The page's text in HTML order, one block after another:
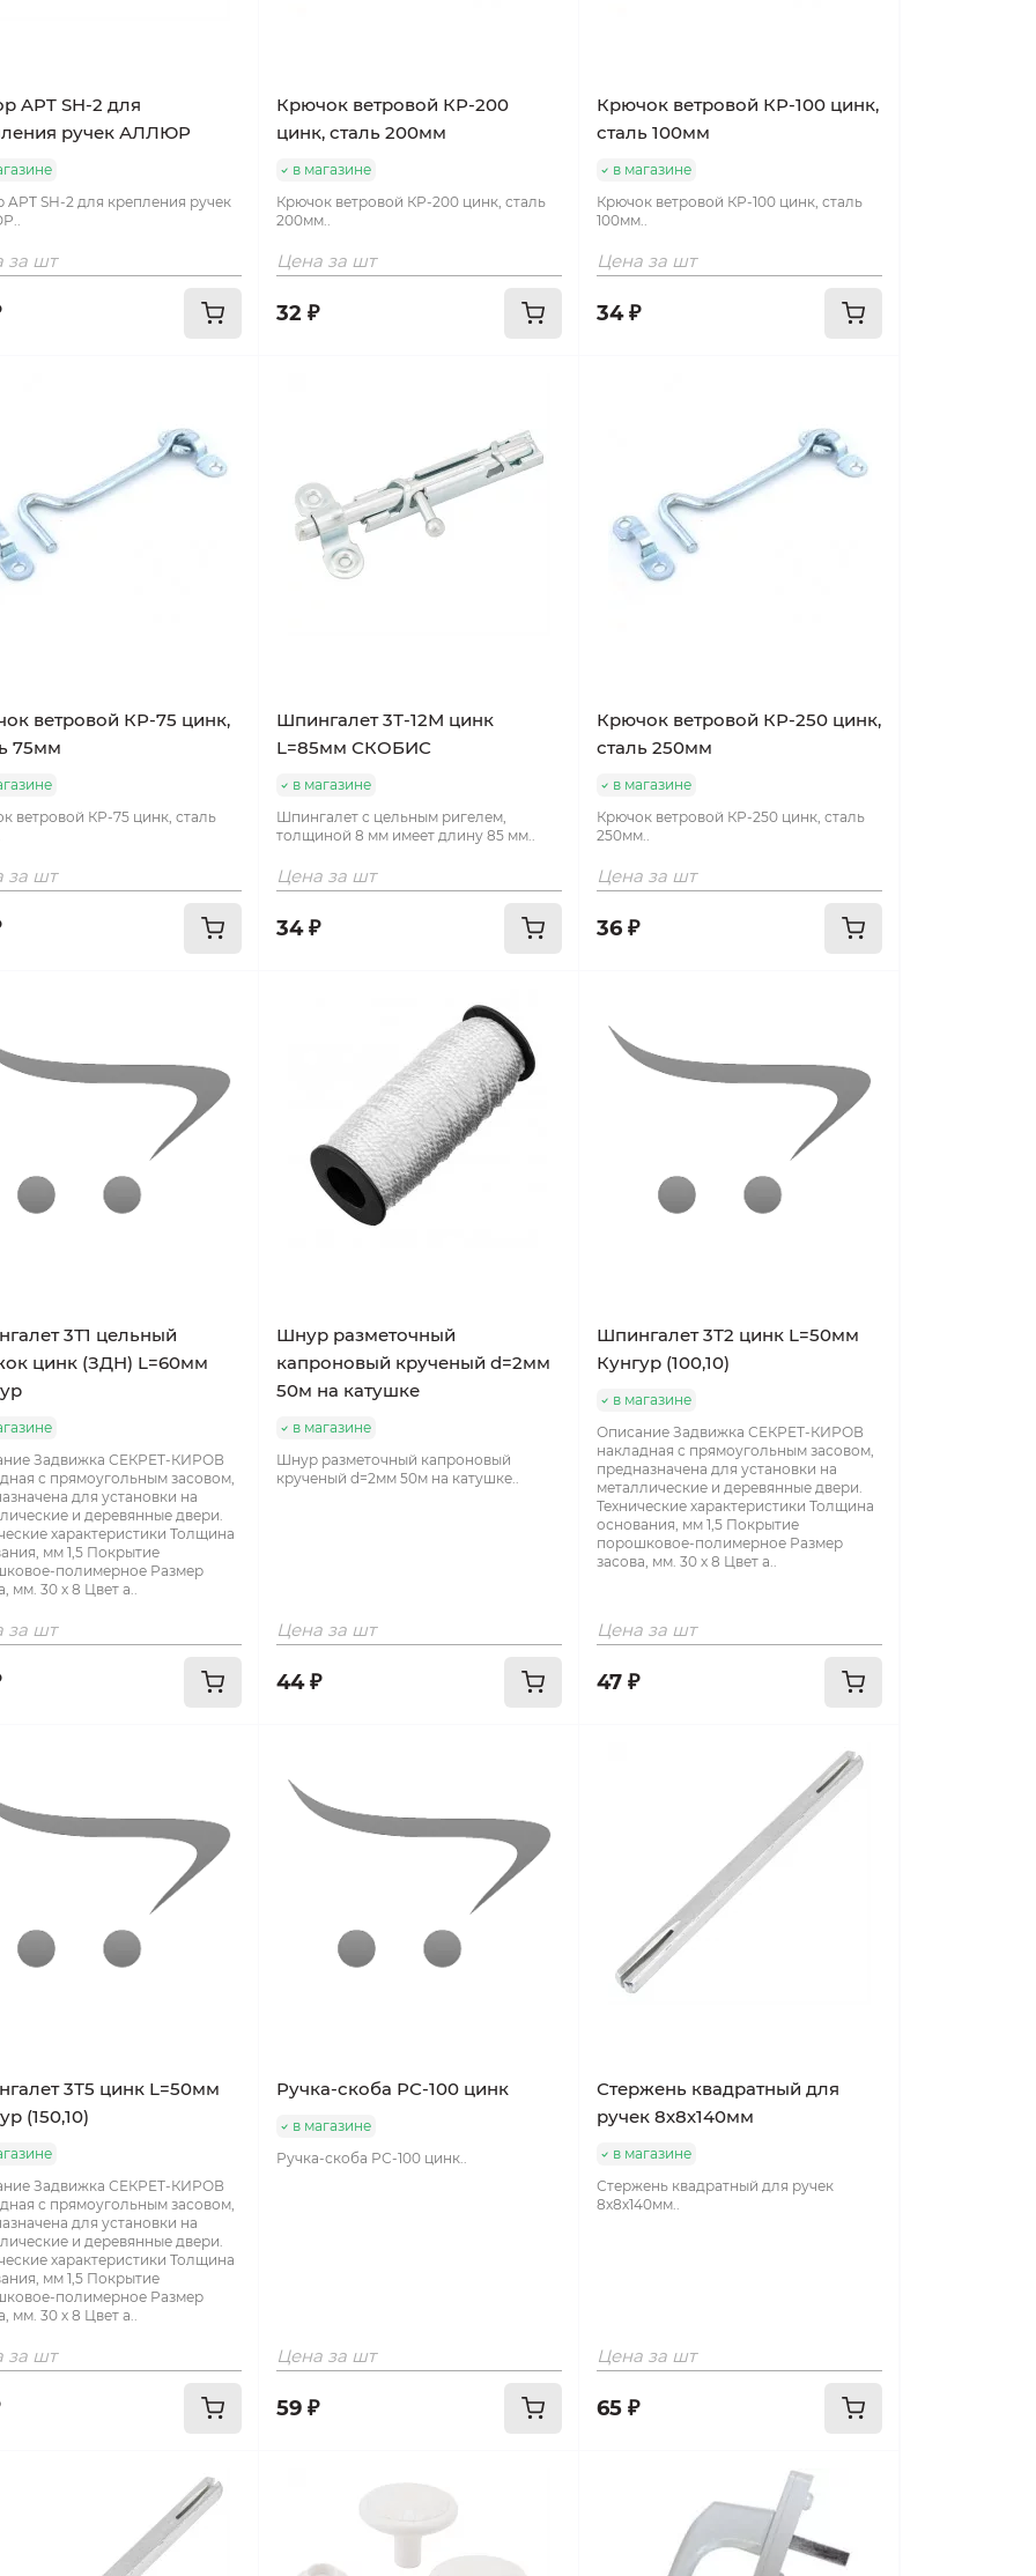
APT SH-2 для
ручек АЛЛЮР
APT SH-2 для крепления ручек
за шт
Крючок ветровой КР-200
цинк, сталь 200мм
в магазине
Крючок ветровой КР-200 цинк, сталь
200мм..
Цена за шт
32 ₽
Крючок ветровой КР-100 цинк,
сталь 100мм
в магазине
Крючок ветровой КР-100 цинк, сталь
100мм..
Цена за шт
34 ₽
ветровой КР-75 цинк,
75мм
ветровой КР-75 цинк, сталь
за шт
Шпингалет 3Т-12М цинк
L=85мм СКОБИС
в магазине
Шпингалет с цельным ригелем,
толщиной 8 мм имеет длину 85 мм..
Цена за шт
34 ₽
Крючок ветровой КР-250 цинк,
сталь 250мм
в магазине
Крючок ветровой КР-250 цинк, сталь
250мм..
Цена за шт
36 ₽
3Т1 цельный
цинк (ЗДН) L=60мм
Задвижка СЕКРЕТ-КИРОВ
с прямоугольным засовом,
для установки на
и деревянные двери.
характеристики Толщина
мм 1,5 Покрытие
полимерное Размер
мм. 30 х 8 Цвет а..
за шт
Шнур разметочный
капроновый крученый d=2мм
50м на катушке
в магазине
Шнур разметочный капроновый
крученый d=2мм 50м на катушке..
Цена за шт
44 ₽
Шпингалет 3Т2 цинк L=50мм
Кунгур (100,10)
в магазине
Описание Задвижка СЕКРЕТ-КИРОВ
накладная с прямоугольным засовом,
предназначена для установки на
металлические и деревянные двери.
Технические характеристики Толщина
основания, мм 1,5 Покрытие
порошковое-полимерное Размер
засова, мм. 30 х 8 Цвет а..
Цена за шт
47 ₽
3Т5 цинк L=50мм
(150,10)
Задвижка СЕКРЕТ-КИРОВ
с прямоугольным засовом,
для установки на
и деревянные двери.
характеристики Толщина
мм 1,5 Покрытие
полимерное Размер
мм. 30 х 8 Цвет а..
за шт
Ручка-скоба РС-100 цинк
в магазине
Ручка-скоба РС-100 цинк..
Цена за шт
59 ₽
Стержень квадратный для
ручек 8х8х140мм
в магазине
Стержень квадратный для ручек
8х8х140мм..
Цена за шт
65 ₽